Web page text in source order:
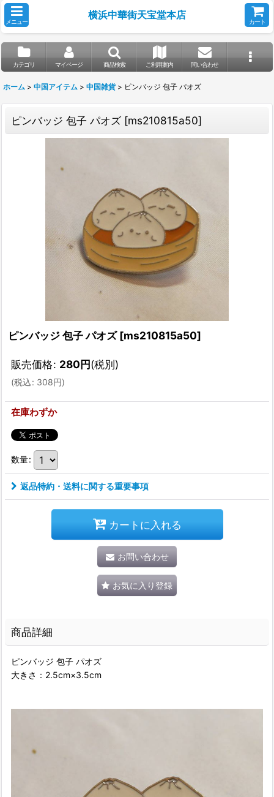
メニュー
横浜中華街天宝堂本店
カート
カテゴリ マイページ 商品検索 ご利用案内 問い合わせ
ホーム > 中国アイテム > 中国雑貨 > ピンバッジ 包子 パオズ
ピンバッジ 包子 パオズ [ms210815a50]
ピンバッジ 包子 パオズ [ms210815a50]
販売価格: 280円(税別)
(税込: 308円)
在庫わずか
数量:
返品特約・送料に関する重要事項
カートに入れる
お問い合わせ
お気に入り登録
商品詳細
ピンバッジ 包子 パオズ
大きさ：2.5cm×3.5cm